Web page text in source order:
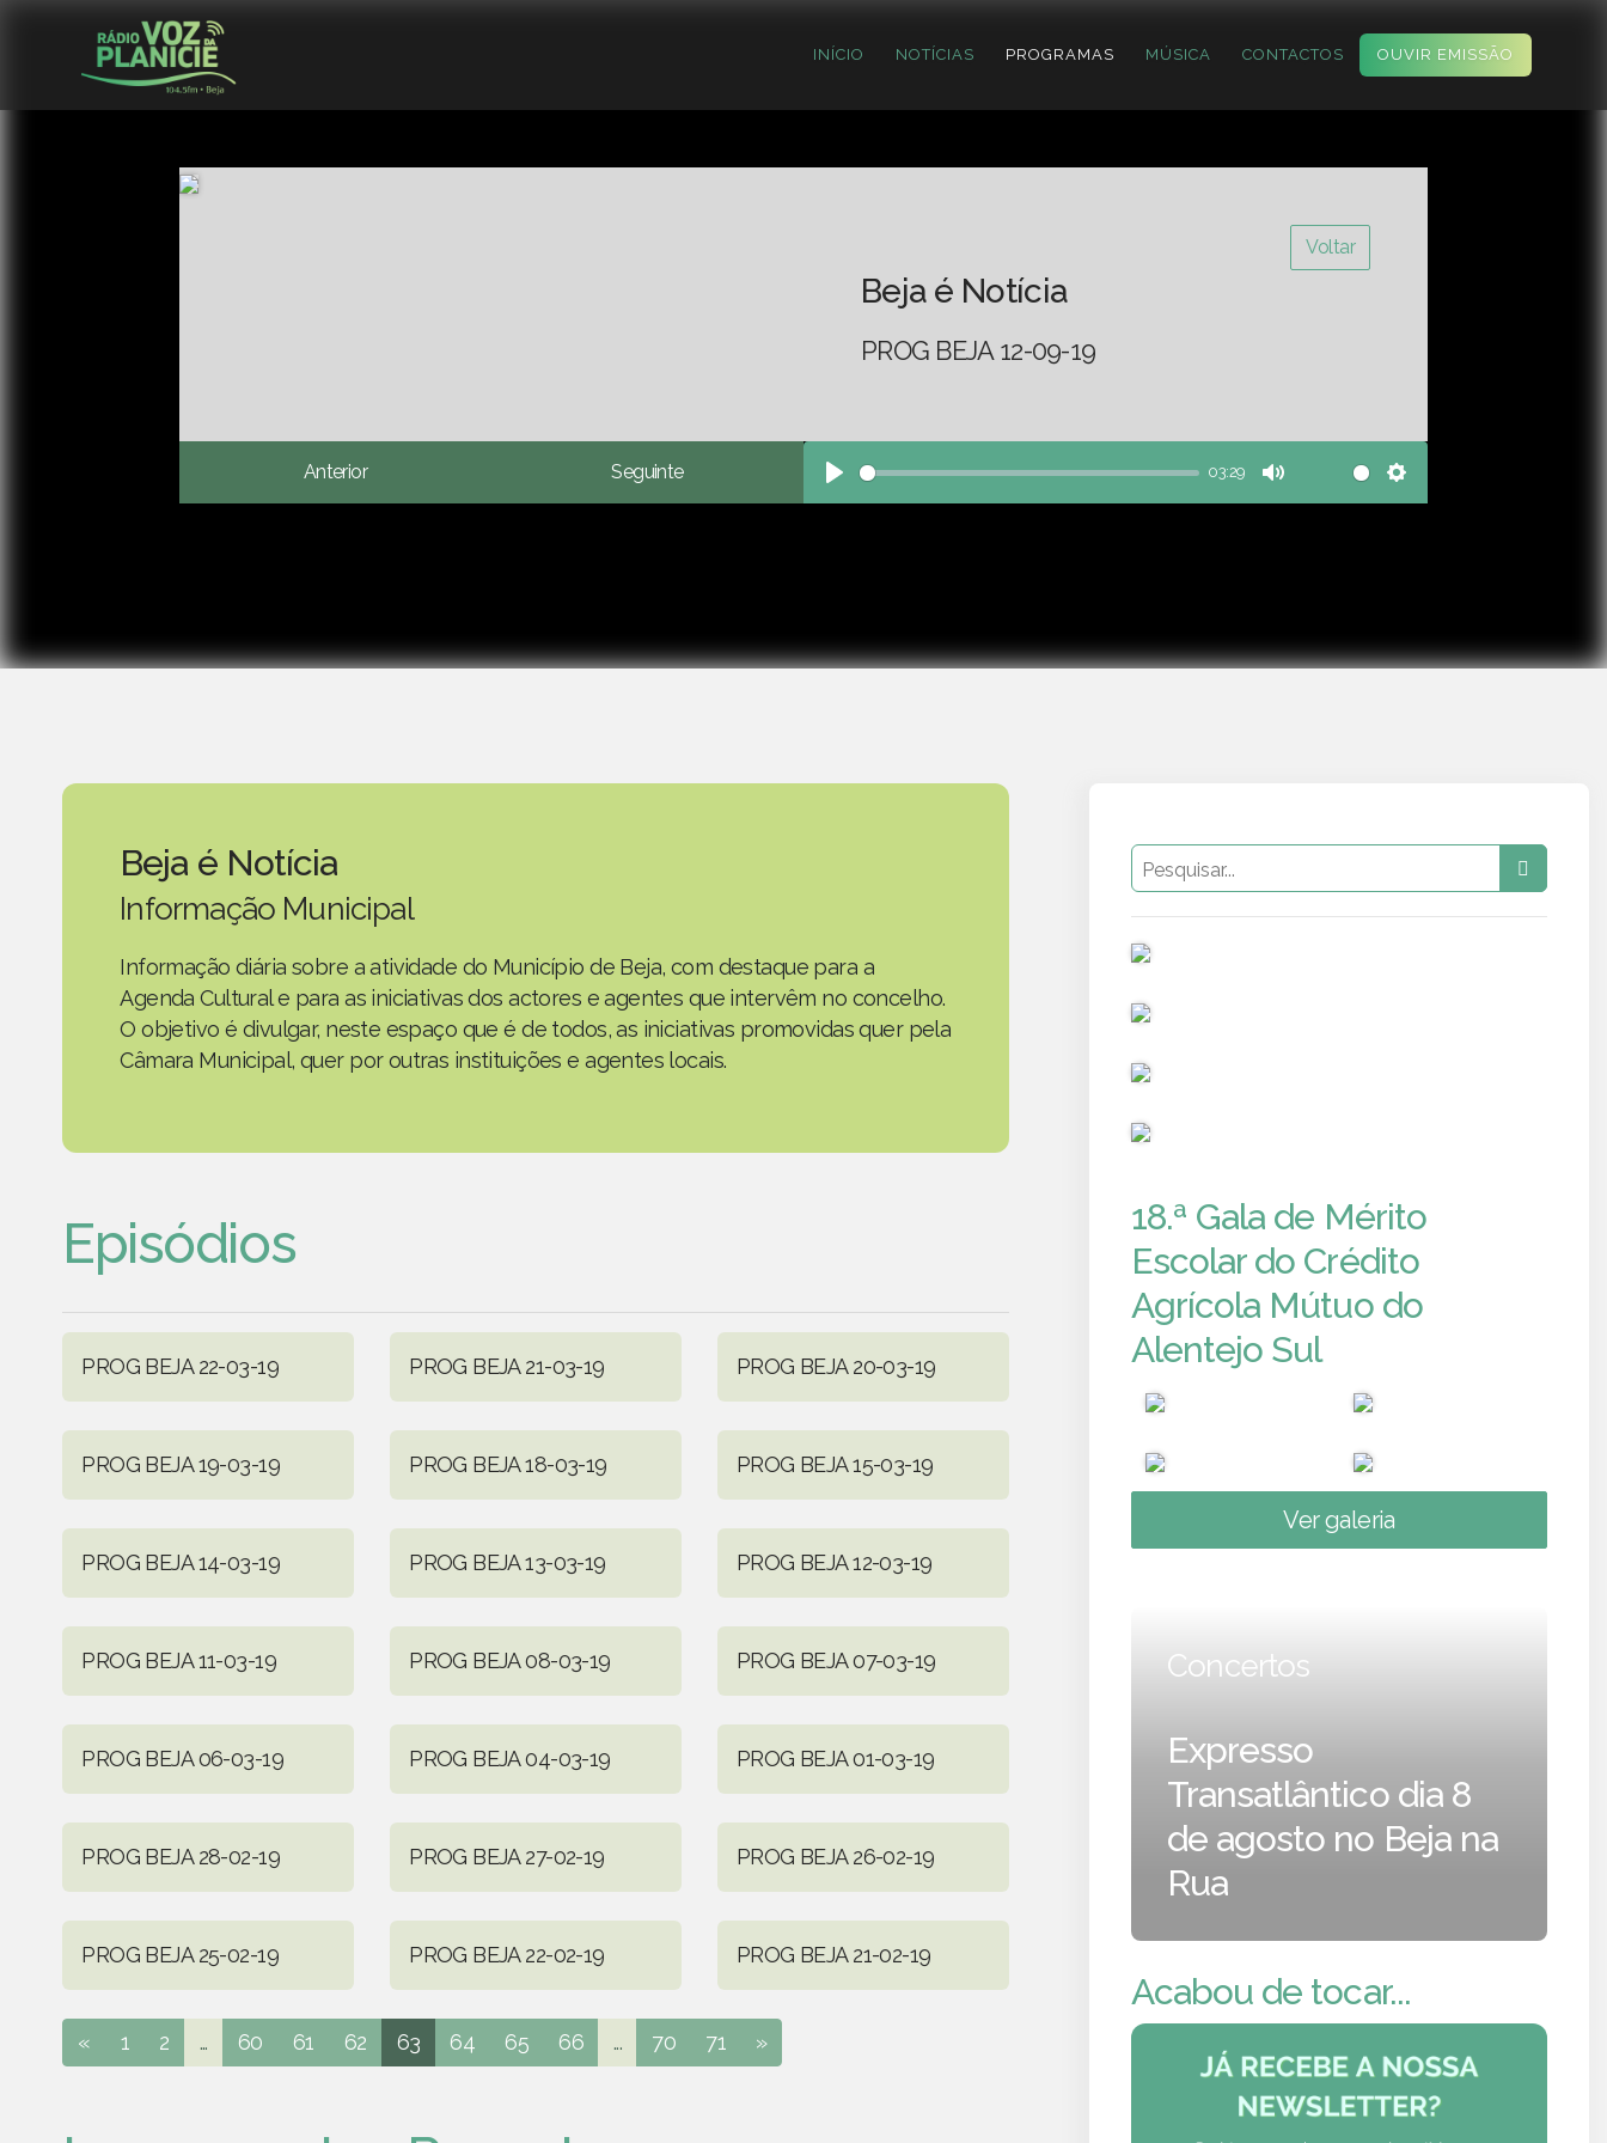
INÍCIO NOTÍCIAS PROGRAMAS MÚSICA CONTACTOS OUVIR EMISSÃO
Voltar
Beja é Notícia
PROG BEJA 12-09-19
Anterior Seguinte
Play
03:29
Mute Settings
Beja é Notícia
Informação Municipal
Informação diária sobre a atividade do Município de Beja, com destaque para a
Agenda Cultural e para as iniciativas dos actores e agentes que intervêm no concelho.
O objetivo é divulgar, neste espaço que é de todos, as iniciativas promovidas quer pela
Câmara Municipal, quer por outras instituições e agentes locais.
Episódios
PROG BEJA 22-03-19 PROG BEJA 21-03-19 PROG BEJA 20-03-19
PROG BEJA 19-03-19 PROG BEJA 18-03-19 PROG BEJA 15-03-19
PROG BEJA 14-03-19 PROG BEJA 13-03-19 PROG BEJA 12-03-19
PROG BEJA 11-03-19 PROG BEJA 08-03-19 PROG BEJA 07-03-19
PROG BEJA 06-03-19 PROG BEJA 04-03-19 PROG BEJA 01-03-19
PROG BEJA 28-02-19 PROG BEJA 27-02-19 PROG BEJA 26-02-19
PROG BEJA 25-02-19 PROG BEJA 22-02-19 PROG BEJA 21-02-19
« 1 2 ... 60 61 62 63 64 65 66 ... 70 71 »
18.ª Gala de Mérito
Escolar do Crédito
Agrícola Mútuo do
Alentejo Sul
Ver galeria
Concertos
Expresso
Transatlântico dia 8
de agosto no Beja na
Rua
Acabou de tocar...